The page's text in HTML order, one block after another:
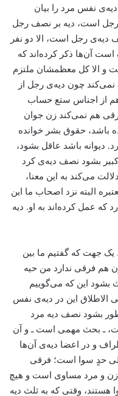
نفس مرد را بیان
است، دیه بر نصف رجل
دیه‌ی رجل است، الا دو نفر
است آن‌ها ذکر کرده‌اند که
و الا کل معظمشان ملتزم
چون دیه‌ی رجل از
از اجناس ستع حساب
هم نمی‌کند زن جوان
باشد، حقوق بشر خوانده
دیوانه باشد عاقل بشود،
کبیر بشود نصف دیه‌ی کرد
می‌کند به این معنا،
البته نزد اصحاب ما این
که عمل کرده‌اند به او. دیه
یک جهت که گفتیم ما بین
هم فرقی ندارد من حیه
بشود این که می‌گوییم
الاطلاق این در دیه‌ی نفس
بشود نصف دیه مرد
ـ بحث مهمی است ـ و آن
و در اعضا دیه‌ی آن‌ها
الی حدٍ سوا است؛ فرقی
زن و مرد مساوی است و هیچ
وقتی که به ثلث دیه